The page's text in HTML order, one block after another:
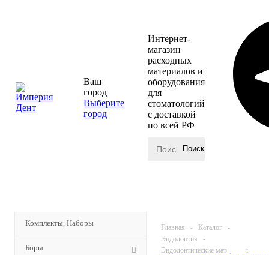
Ваш
город
Выберите
город
Интернет-
магазин
расходных
материалов и
оборудования
для
стоматологий
с доставкой
по всей РФ
Комплекты, Наборы
Боры
Главная - Каталог
-
Эндодонтия
-
Эндодонтические материалы